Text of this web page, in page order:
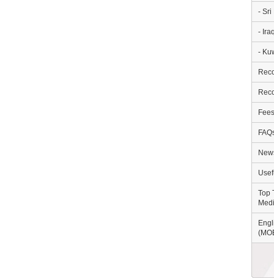
- Sri
-
-
Top